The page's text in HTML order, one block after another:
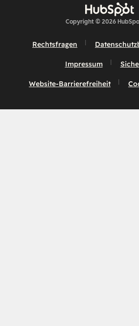
Copyright © 2026
Rechtsfragen
Impressum
Website-Barrierefreiheit